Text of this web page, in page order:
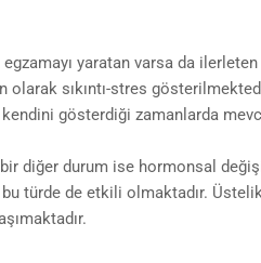
egzamayı yaratan varsa da
olarak sıkıntı-stres
gösterdiği zamanlarda
bir diğer durum ise hormonsal
türde de etkili olmaktadır.